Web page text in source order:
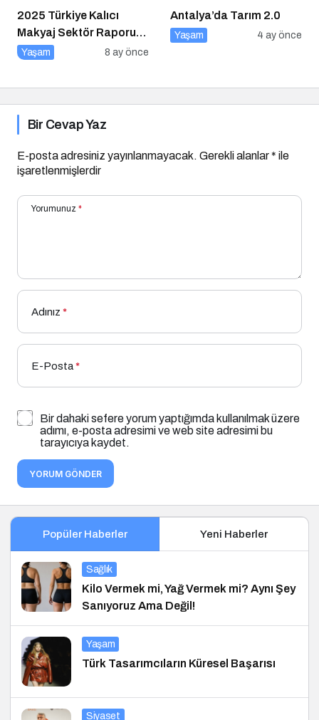
2025 Türkiye Kalıcı
Makyaj Sektör Raporu
Açıklandı
Yaşam 8 ay önce
Antalya’da Tarım 2.0
Yaşam 4 ay önce
Bir Cevap Yaz
E-posta adresiniz yayınlanmayacak. Gerekli alanlar* ile
işaretlenmişlerdir
Yorumunuz *
Adınız *
E-Posta*
Bir dahaki sefere yorum yaptığımda kullanılmak üzere
adımı, e-posta adresimi ve web site adresimi bu
tarayıcıya kaydet.
YORUM GÖNDER
Popüler Haberler Yeni Haberler
Sağlık
Kilo Vermek mi, Yağ Vermek mi? Aynı Şey
Sanıyoruz Ama Değil!
Yaşam
Türk Tasarımcıların Küresel Başarısı
Siyaset